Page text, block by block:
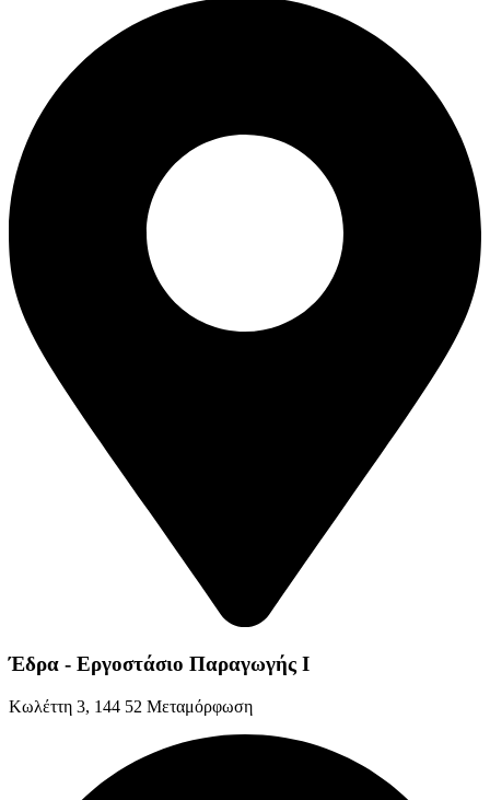
Έδρα - Εργοστάσιο Παραγωγής Ι
Kωλέττη 3, 144 52 Μεταμόρφωση